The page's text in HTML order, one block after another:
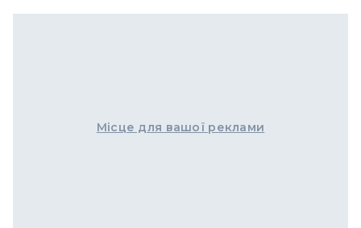
Місце для вашої реклами